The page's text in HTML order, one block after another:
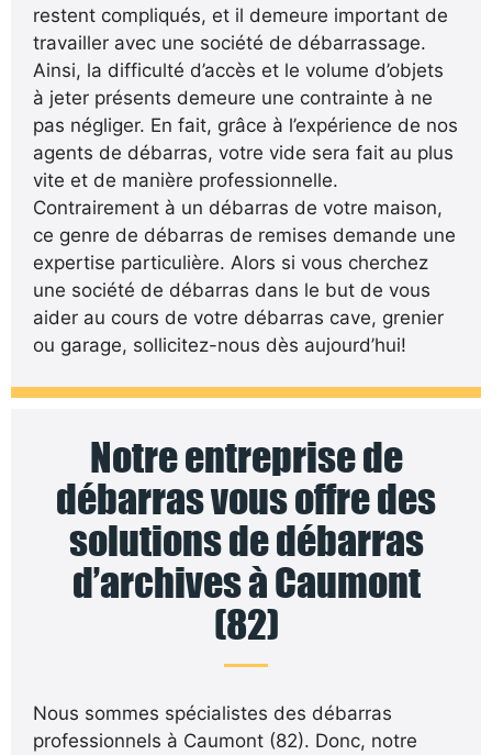
restent compliqués, et il demeure important de
travailler avec une société de débarrassage.
Ainsi, la difficulté d’accès et le volume d’objets
à jeter présents demeure une contrainte à ne
pas négliger. En fait, grâce à l’expérience de nos
agents de débarras, votre vide sera fait au plus
vite et de manière professionnelle.
Contrairement à un débarras de votre maison,
ce genre de débarras de remises demande une
expertise particulière. Alors si vous cherchez
une société de débarras dans le but de vous
aider au cours de votre débarras cave, grenier
ou garage, sollicitez-nous dès aujourd’hui!
Notre entreprise de
débarras vous offre des
solutions de débarras
d’archives à Caumont
(82)
Nous sommes spécialistes des débarras
professionnels à Caumont (82). Donc, notre